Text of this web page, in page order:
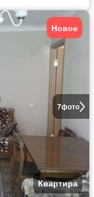
7фото
Новое
Квартира